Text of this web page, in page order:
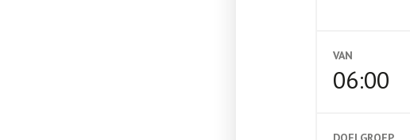
VAN
06:00